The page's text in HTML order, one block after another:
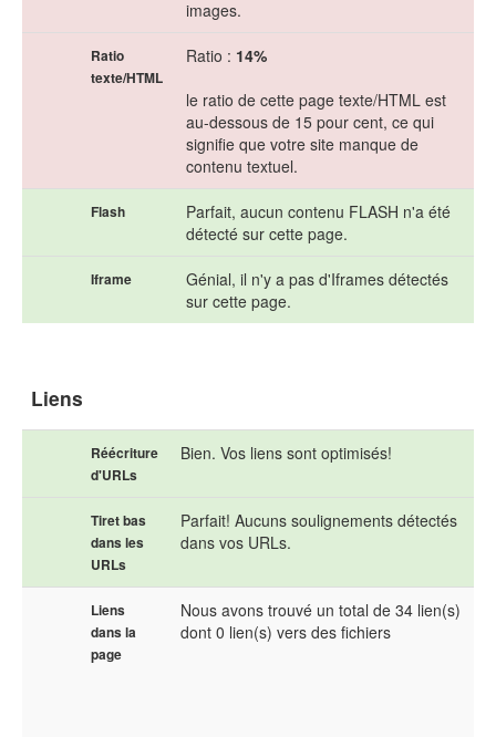
images.
Ratio
texte/HTML
Ratio : 14%
le ratio de cette page texte/HTML est
au-dessous de 15 pour cent, ce qui
signifie que votre site manque de
contenu textuel.
Flash
Parfait, aucun contenu FLASH n'a été
détecté sur cette page.
Iframe
Génial, il n'y a pas d'Iframes détectés
sur cette page.
Liens
Réécriture
d'URLs
Bien. Vos liens sont optimisés!
Tiret bas
dans les
URLs
Parfait! Aucuns soulignements détectés
dans vos URLs.
Liens
dans la
page
Nous avons trouvé un total de 34 lien(s)
dont 0 lien(s) vers des fichiers